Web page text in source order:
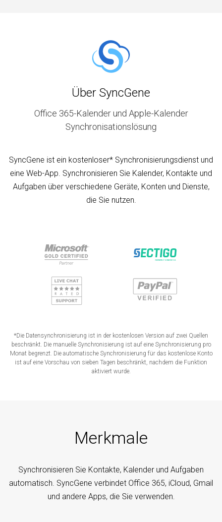
Über SyncGene
Office 365-Kalender und Apple-Kalender
Synchronisationslösung
SyncGene ist ein kostenloser* Synchronisierungsdienst und
eine Web-App. Synchronisieren Sie Kalender, Kontakte und
Aufgaben über verschiedene Geräte, Konten und Dienste,
die Sie nutzen.
*Die Datensynchronisierung ist in der kostenlosen Version auf zwei Quellen
beschränkt. Die manuelle Synchronisierung ist auf eine Synchronisierung pro
Monat begrenzt. Die automatische Synchronisierung für das kostenlose Konto
ist auf eine Vorschau von sieben Tagen beschränkt, nachdem die Funktion
aktiviert wurde.
Merkmale
Synchronisieren Sie Kontakte, Kalender und Aufgaben
automatisch. SyncGene verbindet Office 365, iCloud, Gmail
und andere Apps, die Sie verwenden.